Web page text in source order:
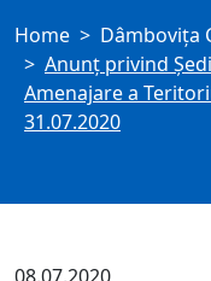
Home Dâmbovița
Anunț privind
Amenajare a
31.07.2020